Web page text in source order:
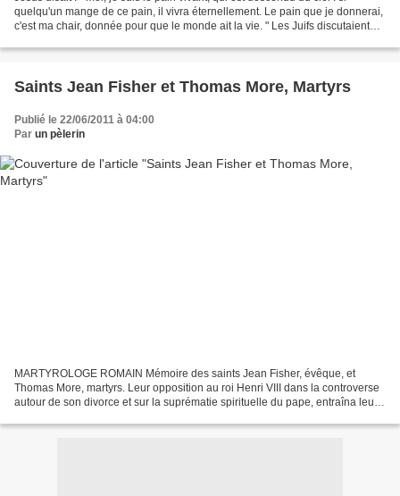
quelqu'un mange de ce pain, il vivra éternellement. Le pain que je donnerai,
c'est ma chair, donnée pour que le monde ait la vie. " Les Juifs discutaient
Saints Jean Fisher et Thomas More, Martyrs
Publié le 22/06/2011 à 04:00
Par un pèlerin
MARTYROLOGE ROMAIN Mémoire des saints Jean Fisher, évêque, et
Thomas More, martyrs. Leur opposition au roi Henri VIII dans la controverse
autour de son divorce et sur la suprématie spirituelle du pape, entraîna leur